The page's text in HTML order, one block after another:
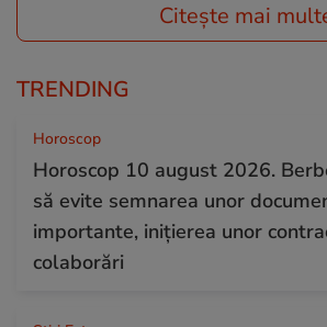
Citește mai
TRENDING
Horoscop
Horoscop 10 august 2026.
să evite semnarea unor
importante, inițierea unor
colaborări